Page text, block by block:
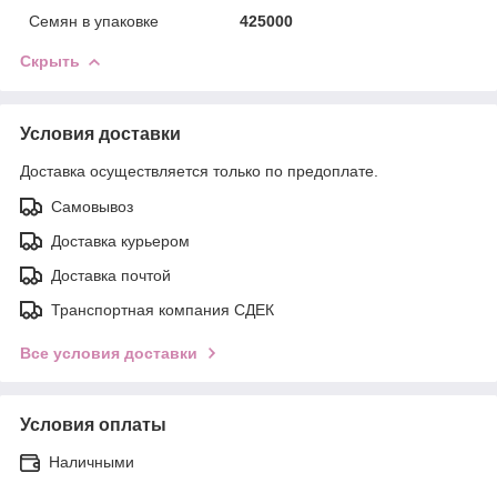
Семян в упаковке
425000
Скрыть
Условия доставки
Доставка осуществляется только по предоплате.
Самовывоз
Доставка курьером
Доставка почтой
Транспортная компания СДЕК
Все условия доставки
Условия оплаты
Наличными